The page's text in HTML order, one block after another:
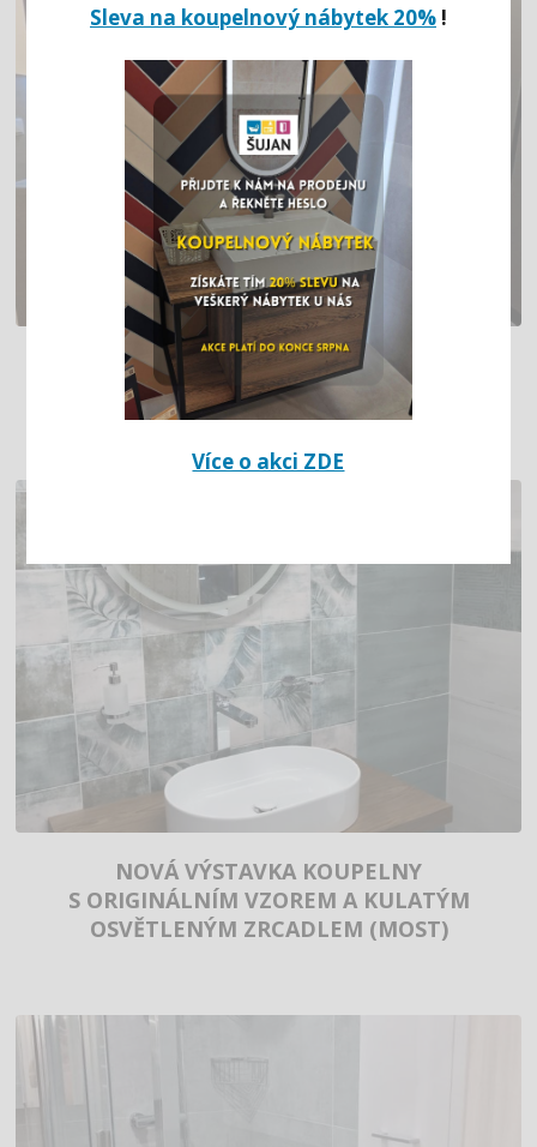
BÍLO ŠEDÁ KUCHYŇ DO U S VELKÝM
ÚLOŽNÝM PROSTOREM (MOST)
NOVÁ VÝSTAVKA KOUPELNY
S ORIGINÁLNÍM VZOREM A KULATÝM
OSVĚTLENÝM ZRCADLEM (MOST)
Sleva na koupelnový nábytek 20%!
Více o akci ZDE